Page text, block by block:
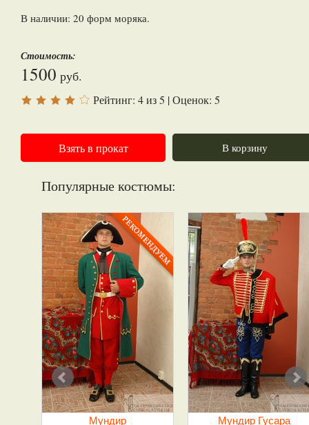
В наличии: 20 форм моряка.
Стоимость:
1500 руб.
Рейтинг: 4из5 | Оценок: 5
В корзину
Взять в прокат
Популярные костюмы:
Мундир
Мундир Гусара